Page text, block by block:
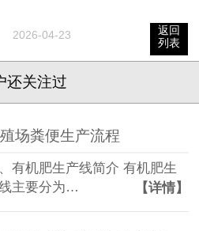
2026-04-23
返回
列表
还关注过
场粪便生产流程
有机肥生产线简介 有机肥生
主要分为…
【详情】